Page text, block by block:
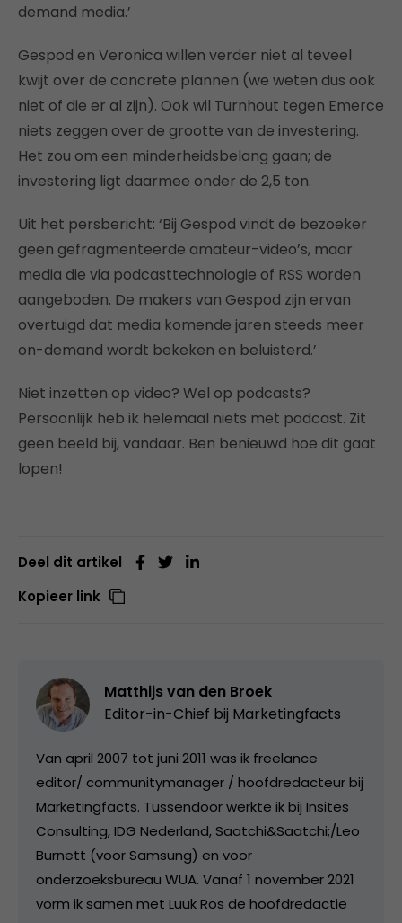
demand media.’
Gespod en Veronica willen verder niet al teveel
kwijt over de concrete plannen (we weten dus ook
niet of die er al zijn). Ook wil Turnhout tegen Emerce
niets zeggen over de grootte van de investering.
Het zou om een minderheidsbelang gaan; de
investering ligt daarmee onder de 2,5 ton.
Uit het persbericht: ‘Bij Gespod vindt de bezoeker
geen gefragmenteerde amateur-video’s, maar
media die via podcasttechnologie of RSS worden
aangeboden. De makers van Gespod zijn ervan
overtuigd dat media komende jaren steeds meer
on-demand wordt bekeken en beluisterd.’
Niet inzetten op video? Wel op podcasts?
Persoonlijk heb ik helemaal niets met podcast. Zit
geen beeld bij, vandaar. Ben benieuwd hoe dit gaat
lopen!
Deel dit artikel
Kopieer link
Matthijs van den Broek
Editor-in-Chief bij Marketingfacts
Van april 2007 tot juni 2011 was ik freelance
editor/ communitymanager / hoofdredacteur bij
Marketingfacts. Tussendoor werkte ik bij Insites
Consulting, IDG Nederland, Saatchi&Saatchi;/Leo
Burnett (voor Samsung) en voor
onderzoeksbureau WUA. Vanaf 1 november 2021
vorm ik samen met Luuk Ros de hoofdredactie